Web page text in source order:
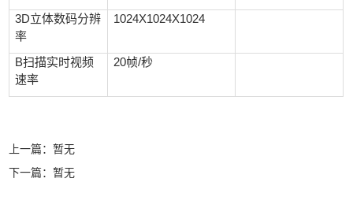
3D立体数码分辨
率
1024X1024X1024
B扫描实时视频
速率
20帧/秒
上一篇：暂无
下一篇：暂无